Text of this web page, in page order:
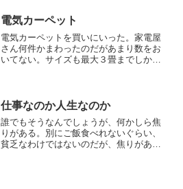
電気カーペット
電気カーペットを買いにいった。家電屋
さん何件かまわったのだがあまり数をお
いてない。サイズも最大３畳までしかな
仕事なのか人生なのか
誰でもそうなんでしょうが、何かしら焦
りがある。別にご飯食べれないぐらい、
貧乏なわけではないのだが、焦りがあ